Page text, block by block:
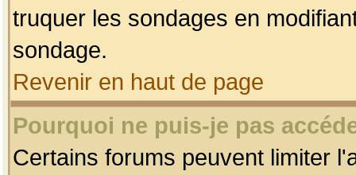
truquer les sondages en
sondage.
Revenir en haut de page
Pourquoi ne puis-je pas
Certains forums peuvent limiter